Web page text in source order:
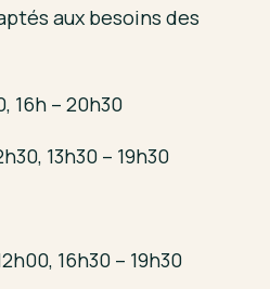
aux besoins des
16h – 20h30
13h30 – 19h30
16h30 – 19h30